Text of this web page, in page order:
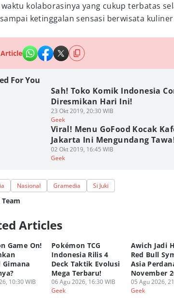
waktu kolaborasinya yang cukup terbatas
ketinggalan sensasi berwisata
For You
Sah! Toko Komik Indonesia
Diresmikan Hari Ini!
23 Okt 2019, 20:30 WIB
Geek
Viral! Menu GoFood Kocak
Jakarta Ini Mengundang
02 Okt 2019, 16:45 WIB
Geek
Nasional Gramedia Si Juki
Meka
Razi Uni Nurullah
Articles
Game On!
Gimana
10:30 WIB
Pokémon TCG
Indonesia Rilis 4
Deck Taktik Evolusi
Mega Terbaru!
06 Agu 2026, 16:30 WIB
Geek
Awich Jadi
Red Bull
Asia
November
05 Agu 2026,
Geek